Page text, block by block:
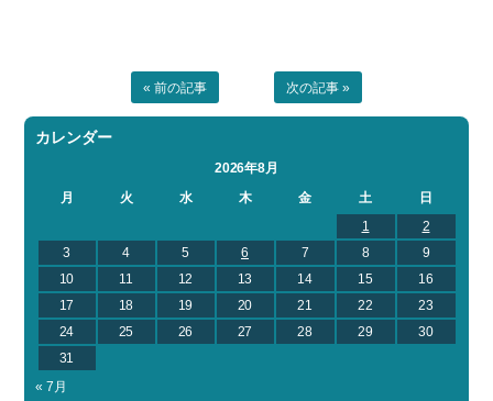
« 前の記事 次の記事 »
カレンダー
2026年8月
月
火 水 木 金 土
日
1
2
3
4 5 6 7 8
9
10
11 12 13 14 15
16
17
18 19 20 21 22
23
24
25 26 27 28 29
30
31
« 7月